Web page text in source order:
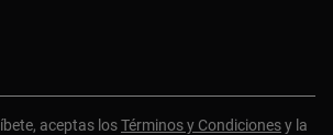
aceptas losTérminos y Condicionesy la